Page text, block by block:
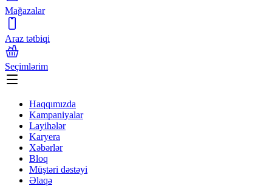
Mağazalar
Araz tətbiqi
Seçimlərim
Haqqımızda
Kampaniyalar
Layihələr
Karyera
Xəbərlər
Bloq
Müştəri dəstəyi
Əlaqə